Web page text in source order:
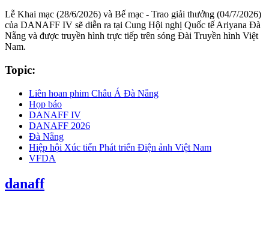
Lễ Khai mạc (28/6/2026) và Bế mạc - Trao giải thưởng (04/7/2026)
của DANAFF IV sẽ diễn ra tại Cung Hội nghị Quốc tế Ariyana Đà
Nẵng và được truyền hình trực tiếp trên sóng Đài Truyền hình Việt
Nam.
Topic:
Liên hoan phim Châu Á Đà Nẵng
Họp báo
DANAFF IV
DANAFF 2026
Đà Nẵng
Hiệp hội Xúc tiến Phát triển Điện ảnh Việt Nam
VFDA
danaff